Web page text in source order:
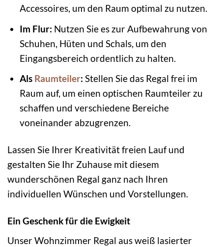
Accessoires, um den Raum optimal zu nutzen.
Im Flur: Nutzen Sie es zur Aufbewahrung von
Schuhen, Hüten und Schals, um den
Eingangsbereich ordentlich zu halten.
Als Raumteiler: Stellen Sie das Regal frei im
Raum auf, um einen optischen Raumteiler zu
schaffen und verschiedene Bereiche
voneinander abzugrenzen.
Lassen Sie Ihrer Kreativität freien Lauf und
gestalten Sie Ihr Zuhause mit diesem
wunderschönen Regal ganz nach Ihren
individuellen Wünschen und Vorstellungen.
Ein Geschenk für die Ewigkeit
Unser Wohnzimmer Regal aus weiß lasierter